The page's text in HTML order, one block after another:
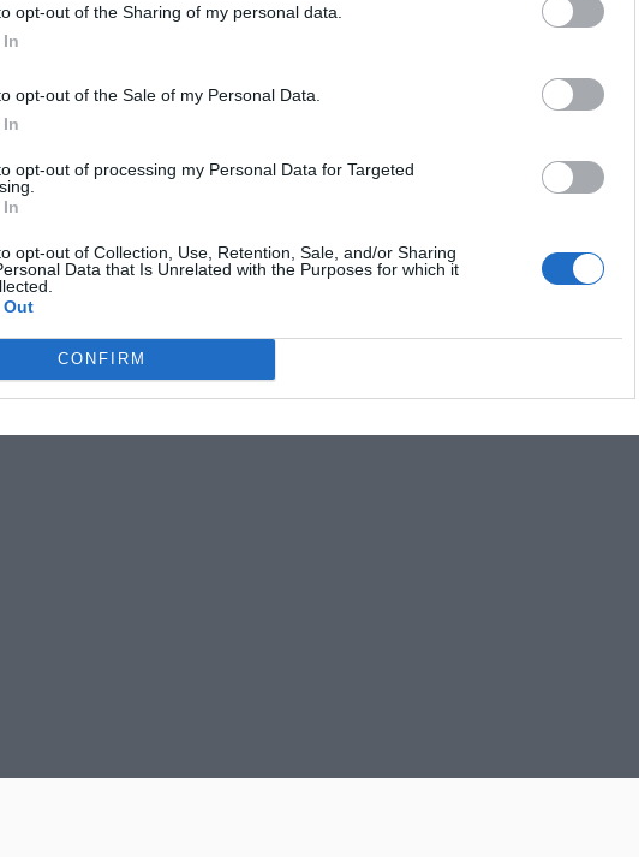
opt-out of the Sharing of my personal data.
opt-out of the Sale of my Personal Data.
opt-out of processing my Personal Data for Targeted
opt-out of Collection, Use, Retention, Sale, and/or Sharing
Data that Is Unrelated with the Purposes for which it
CONFIRM
Chiara Mastroianni raconte sa grosse colère